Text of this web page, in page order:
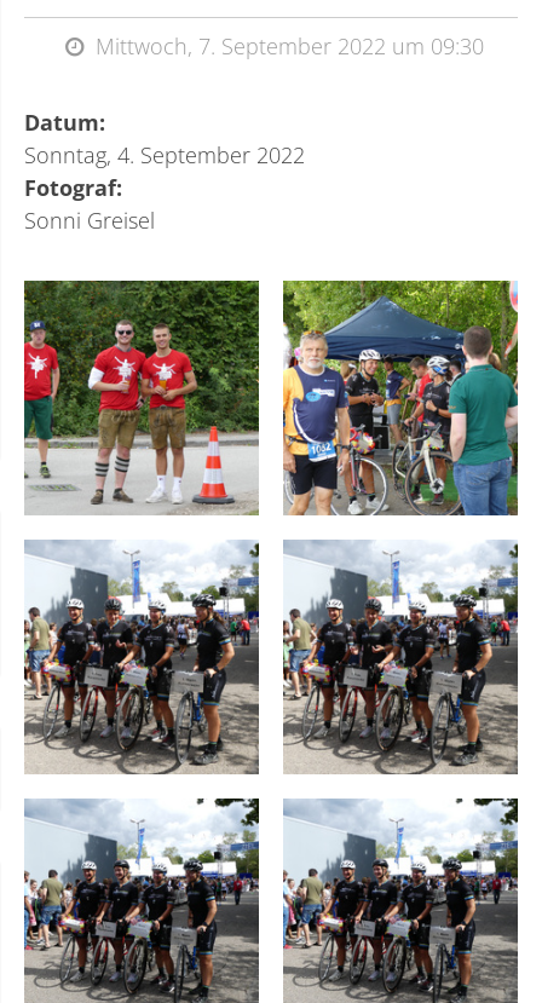
Mittwoch, 7. September 2022 um 09:30
Datum:
Sonntag, 4. September 2022
Fotograf:
Sonni Greisel